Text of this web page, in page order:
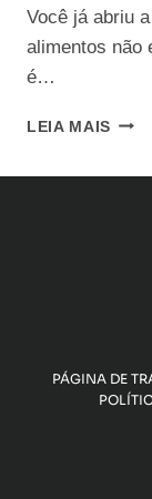
Você já abriu
alimentos não
é…
LEIA MAIS
PÁGINA DE